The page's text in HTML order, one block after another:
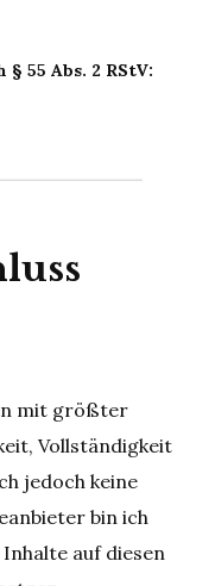
55 Abs. 2 RStV:
mit größter
Vollständigkeit
jedoch keine
bin ich
Inhalte auf diesen